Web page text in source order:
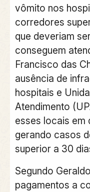
vômito nos
corredores
que deveriam
conseguem
Francisco das
ausência de
hospitais e
Atendimento
esses locais em
gerando casos
superior a 30
Segundo
pagamentos a